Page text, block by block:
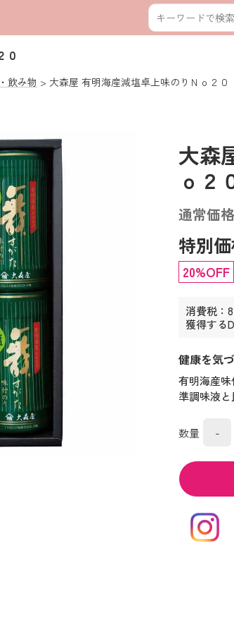
０
飲み物 大森屋 有明海産減塩卓上味のりＮｏ２０
大森
ｏ２
通常価格
特別
20%OFF
消費税：
獲得する
健康を気
有明海産
準調味液と
数量 -